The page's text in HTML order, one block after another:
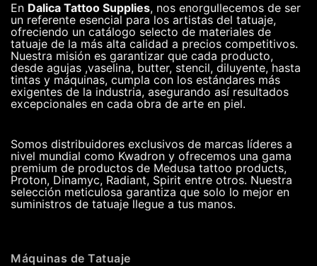
En Dalica Tattoo Supplies, nos enorgullecemos de ser
un referente esencial para los artistas del tatuaje,
ofreciendo un catálogo selecto de materiales de
tatuaje de la más alta calidad a precios competitivos.
Nuestra misión es garantizar que cada producto,
desde agujas ,vaselina, butter, stencil, diluyente, hasta
tintas y máquinas, cumpla con los estándares más
exigentes de la industria, asegurando así resultados
excepcionales en cada obra de arte en piel.
Somos distribuidores exclusivos de marcas líderes a
nivel mundial como Kwadron y ofrecemos una gama
premium de productos de Medusa tattoo products,
Proton, Dinamyc, Radiant, Spirit entre otros. Nuestra
selección meticulosa garantiza que solo lo mejor en
suministros de tatuaje llegue a tus manos.
Máquinas de Tatuaje